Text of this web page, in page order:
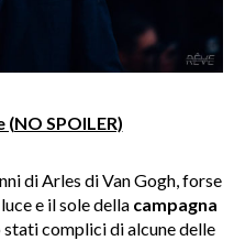
(NO SPOILER)
di Arles di Van Gogh, forse
e il sole della campagna
stati complici di alcune delle